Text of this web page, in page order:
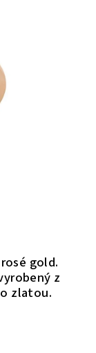
gold.
z
zlatou.